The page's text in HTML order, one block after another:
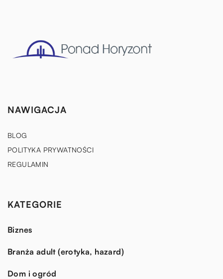
NAWIGACJA
BLOG
POLITYKA PRYWATNOŚCI
REGULAMIN
KATEGORIE
Biznes
Branża adult (erotyka, hazard)
Dom i ogród